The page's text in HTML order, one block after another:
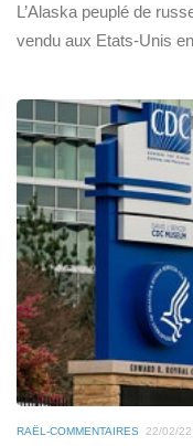
L’Alaska peuplé de
vendu aux Etats-Unis
RAËL-COMMENTAIRES 22/02/22